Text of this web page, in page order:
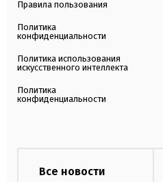
Правила пользования
Политика
конфиденциальности
Политика использования
искусственного интеллекта
Политика
конфиденциальности
Все новости